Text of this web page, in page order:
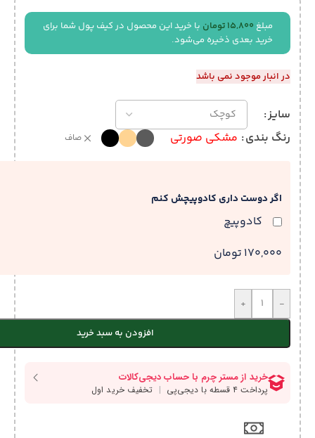
مبلغ 15,800 تومان با خرید این محصول در کیف پول شما برای
خرید بعدی ذخیره می‌شود.
در انبار موجود نمی باشد
سایز
رنگ بندی مشکی صورتی صاف
اگر دوست داری کادوپیچش کنم
کادوپیچ
170,000 تومان
-
+
افزودن به سبد خرید